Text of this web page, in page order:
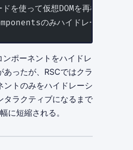
を使って仮想DOMを再構築
のみハイドレーション
ンポーネントをハイドレ
あったが、RSCではクラ
ントのみをハイドレーシ
タラクティブになるまで
に短縮される。